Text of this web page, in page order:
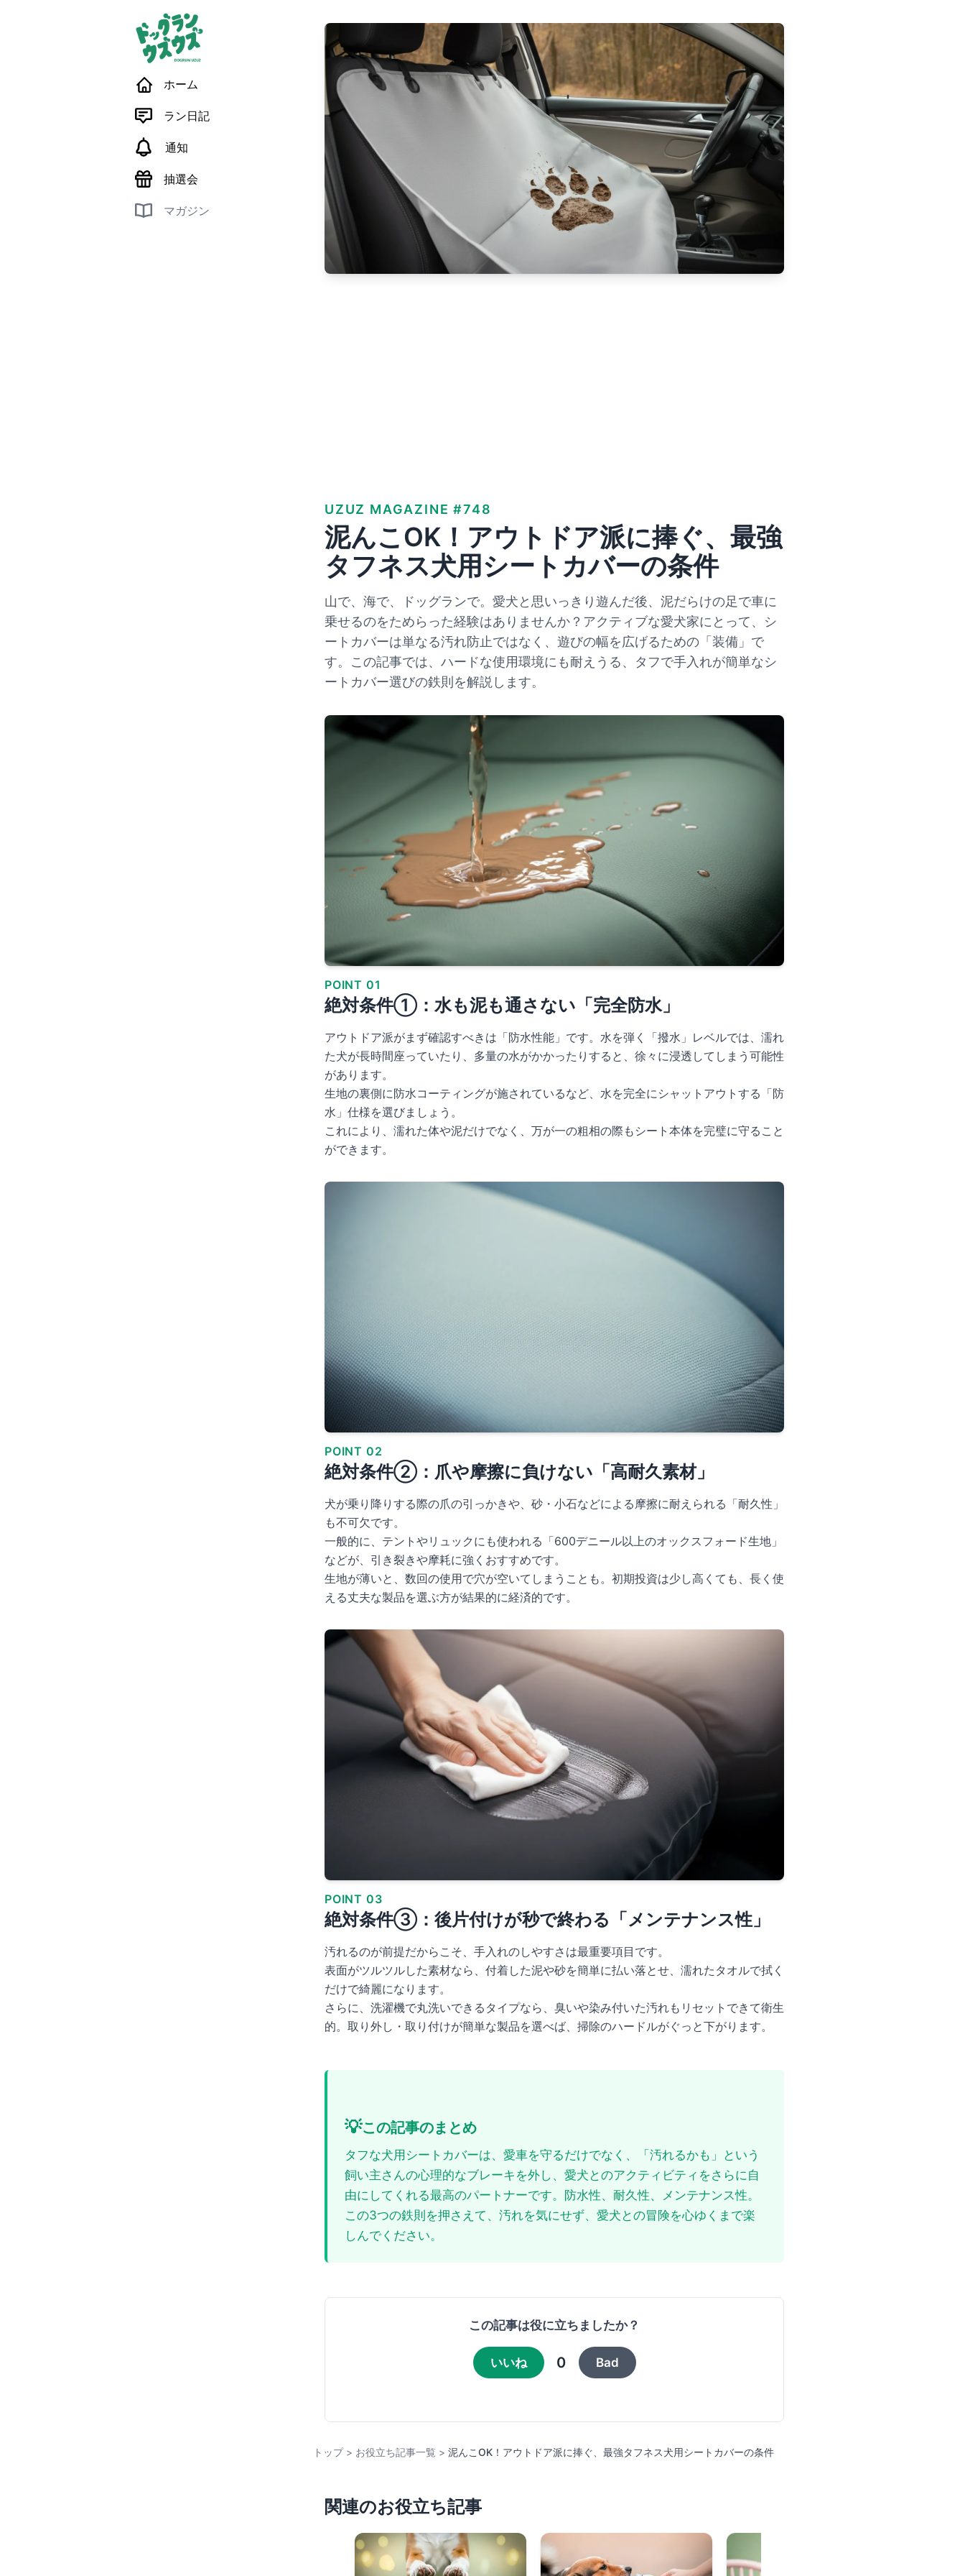
ホーム
ラン日記
通知
抽選会
マガジン
UZUZ MAGAZINE #748
泥んこOK！アウトドア派に捧ぐ、最強
タフネス犬用シートカバーの条件
山で、海で、ドッグランで。愛犬と思いっきり遊んだ後、泥だらけの足で車に
乗せるのをためらった経験はありませんか？アクティブな愛犬家にとって、シ
ートカバーは単なる汚れ防止ではなく、遊びの幅を広げるための「装備」で
す。この記事では、ハードな使用環境にも耐えうる、タフで手入れが簡単なシ
ートカバー選びの鉄則を解説します。
POINT 01
絶対条件①：水も泥も通さない「完全防水」
アウトドア派がまず確認すべきは「防水性能」です。水を弾く「撥水」レベルでは、濡れ
た犬が長時間座っていたり、多量の水がかかったりすると、徐々に浸透してしまう可能性
があります。
生地の裏側に防水コーティングが施されているなど、水を完全にシャットアウトする「防
水」仕様を選びましょう。
これにより、濡れた体や泥だけでなく、万が一の粗相の際もシート本体を完璧に守ること
ができます。
POINT 02
絶対条件②：爪や摩擦に負けない「高耐久素材」
犬が乗り降りする際の爪の引っかきや、砂・小石などによる摩擦に耐えられる「耐久性」
も不可欠です。
一般的に、テントやリュックにも使われる「600デニール以上のオックスフォード生地」
などが、引き裂きや摩耗に強くおすすめです。
生地が薄いと、数回の使用で穴が空いてしまうことも。初期投資は少し高くても、長く使
える丈夫な製品を選ぶ方が結果的に経済的です。
POINT 03
絶対条件③：後片付けが秒で終わる「メンテナンス性」
汚れるのが前提だからこそ、手入れのしやすさは最重要項目です。
表面がツルツルした素材なら、付着した泥や砂を簡単に払い落とせ、濡れたタオルで拭く
だけで綺麗になります。
さらに、洗濯機で丸洗いできるタイプなら、臭いや染み付いた汚れもリセットできて衛生
的。取り外し・取り付けが簡単な製品を選べば、掃除のハードルがぐっと下がります。
💡この記事のまとめ
タフな犬用シートカバーは、愛車を守るだけでなく、「汚れるかも」という
飼い主さんの心理的なブレーキを外し、愛犬とのアクティビティをさらに自
由にしてくれる最高のパートナーです。防水性、耐久性、メンテナンス性。
この3つの鉄則を押さえて、汚れを気にせず、愛犬との冒険を心ゆくまで楽
しんでください。
この記事は役に立ちましたか？
いいね 0 Bad
トップ > お役立ち記事一覧 > 泥んこOK！アウトドア派に捧ぐ、最強タフネス犬用シートカバーの条件
関連のお役立ち記事